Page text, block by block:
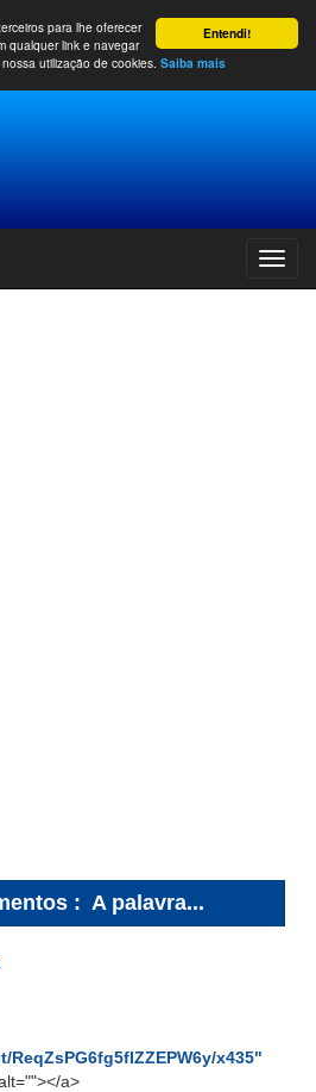
Entendi!
para lhe oferecer
qualquer link e navegar
utilização de cookies. Saiba mais
: A palavra...
x435"
a>